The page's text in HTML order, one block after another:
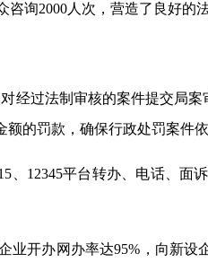
询2000人次，营造了良好的
经过法制审核的案件提交局
额的罚款，确保行政处罚案件
、12345平台转办、电话、面
开办网办率达95%，向新设